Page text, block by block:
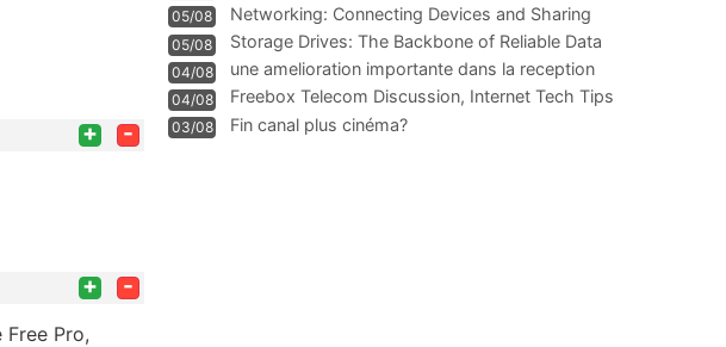
+ -
+ -
Pro,
05/08
Networking: Connecting Devices and Sharing
Information
05/08
Storage Drives: The Backbone of Reliable Data
Management
04/08
une amelioration importante dans la reception
WIFI
04/08
Freebox Telecom Discussion, Internet Tech Tips
Communi
03/08 Fin canal plus cinéma?